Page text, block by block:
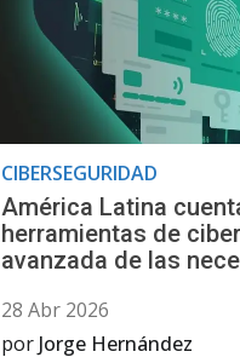
CIBERSEGURIDAD
América Latina
herramientas de
avanzada de las
28 Abr 2026
por Jorge Hernández